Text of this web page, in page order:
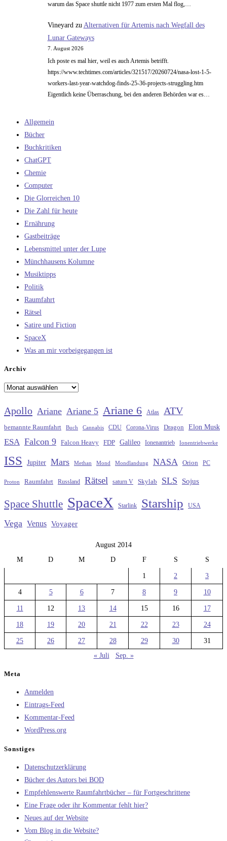
warum das Space shuttle nicht 1977 zum ersten Mal flog,…
Vineyard zu Alternativen für Artemis nach Wegfall des
Lunar Gateways
7. August 2026
Ich poste es mal hier, weil es auch Artemis betrifft.
https://www.techtimes.com/articles/321517/20260724/nasa-lost-1-5-
workers-last-year-watchdog-finds-25-36-projects-struggling.htm
Eigentlich keine Überraschung, bei den anderen Behörden war es…
Allgemein
Bücher
Buchkritiken
ChatGPT
Chemie
Computer
Die Glorreichen 10
Die Zahl für heute
Ernährung
Gastbeiträge
Lebensmittel unter der Lupe
Münchhausens Kolumne
Musiktipps
Politik
Raumfahrt
Rätsel
Satire und Fiction
SpaceX
Was an mir vorbeigegangen ist
Archiv
Archiv
Apollo Ariane Ariane 5 Ariane 6 Atlas ATV
bemannte Raumfahrt Buch Cannabis CDU Corona-Virus Dragon Elon Musk
ESA Falcon 9 Falcon Heavy FDP Galileo Ionenantrieb Ionentriebwerke
ISS Jupiter Mars Methan Mond Mondlandung NASA Orion PC
Proton Raumfahrt Russland Rätsel saturn V Skylab SLS Sojus
Space Shuttle SpaceX Starlink Starship USA
Vega Venus Voyager
August 2014
M
D M D F S S
1 2 3
4 5 6 7 8 9 10
11 12 13 14 15 16 17
18 19 20 21 22 23 24
25 26 27 28 29 30
31
« Juli
Sep. »
Meta
Anmelden
Eintrags-Feed
Kommentar-Feed
WordPress.org
Sonstiges
Datenschutzerklärung
Bücher des Autors bei BOD
Empfehlenswerte Raumfahrtbücher – für Fortgeschrittene
Eine Frage oder ihr Kommentar fehlt hier?
Neues auf der Website
Vom Blog in die Website?